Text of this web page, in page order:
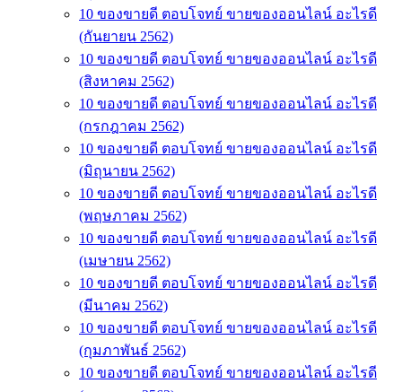
10 ของขายดี ตอบโจทย์ ขายของออนไลน์ อะไรดี
(กันยายน 2562)
10 ของขายดี ตอบโจทย์ ขายของออนไลน์ อะไรดี
(สิงหาคม 2562)
10 ของขายดี ตอบโจทย์ ขายของออนไลน์ อะไรดี
(กรกฎาคม 2562)
10 ของขายดี ตอบโจทย์ ขายของออนไลน์ อะไรดี
(มิถุนายน 2562)
10 ของขายดี ตอบโจทย์ ขายของออนไลน์ อะไรดี
(พฤษภาคม 2562)
10 ของขายดี ตอบโจทย์ ขายของออนไลน์ อะไรดี
(เมษายน 2562)
10 ของขายดี ตอบโจทย์ ขายของออนไลน์ อะไรดี
(มีนาคม 2562)
10 ของขายดี ตอบโจทย์ ขายของออนไลน์ อะไรดี
(กุมภาพันธ์ 2562)
10 ของขายดี ตอบโจทย์ ขายของออนไลน์ อะไรดี